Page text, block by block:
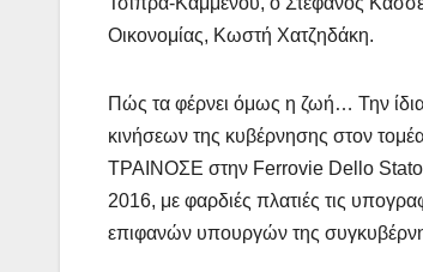
Οικονομίας, Κωστή Χατζηδάκη.
Πώς τα φέρνει όμως η ζωή… Την
κινήσεων της κυβέρνησης στον
ΤΡΑΙΝΟΣΕ στην Ferrovie Dello Stato
2016, με φαρδιές πλατιές τις
επιφανών υπουργών της